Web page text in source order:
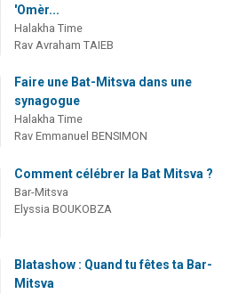
'Omèr...
Halakha Time
Rav Avraham TAIEB
Faire une Bat-Mitsva dans une
synagogue
Halakha Time
Rav Emmanuel BENSIMON
Comment célébrer la Bat Mitsva ?
Bar-Mitsva
Elyssia BOUKOBZA
Blatashow : Quand tu fêtes ta Bar-
Mitsva